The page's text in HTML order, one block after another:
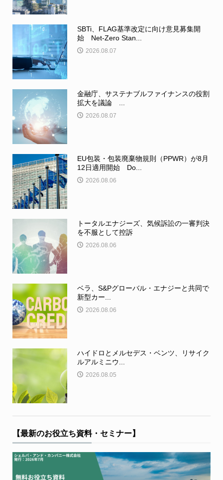
SBTi、FLAG基準改定に向け意見募集開
始 Net-Zero Stan...
2026.08.07
金融庁、サステナブルファイナンスの役割
拡大を議論 ...
2026.08.07
EU包装・包装廃棄物規則（PPWR）が8月
12日適用開始 Do...
2026.08.06
トータルエナジーズ、気候訴訟の一審判決
を不服として控訴
2026.08.06
ベラ、S&Pグローバル・エナジーと共同で
新型カー...
2026.08.06
ハイドロとメルセデス・ベンツ、リサイク
ルアルミニウ...
2026.08.05
【最新のお役立ち資料・セミナー】